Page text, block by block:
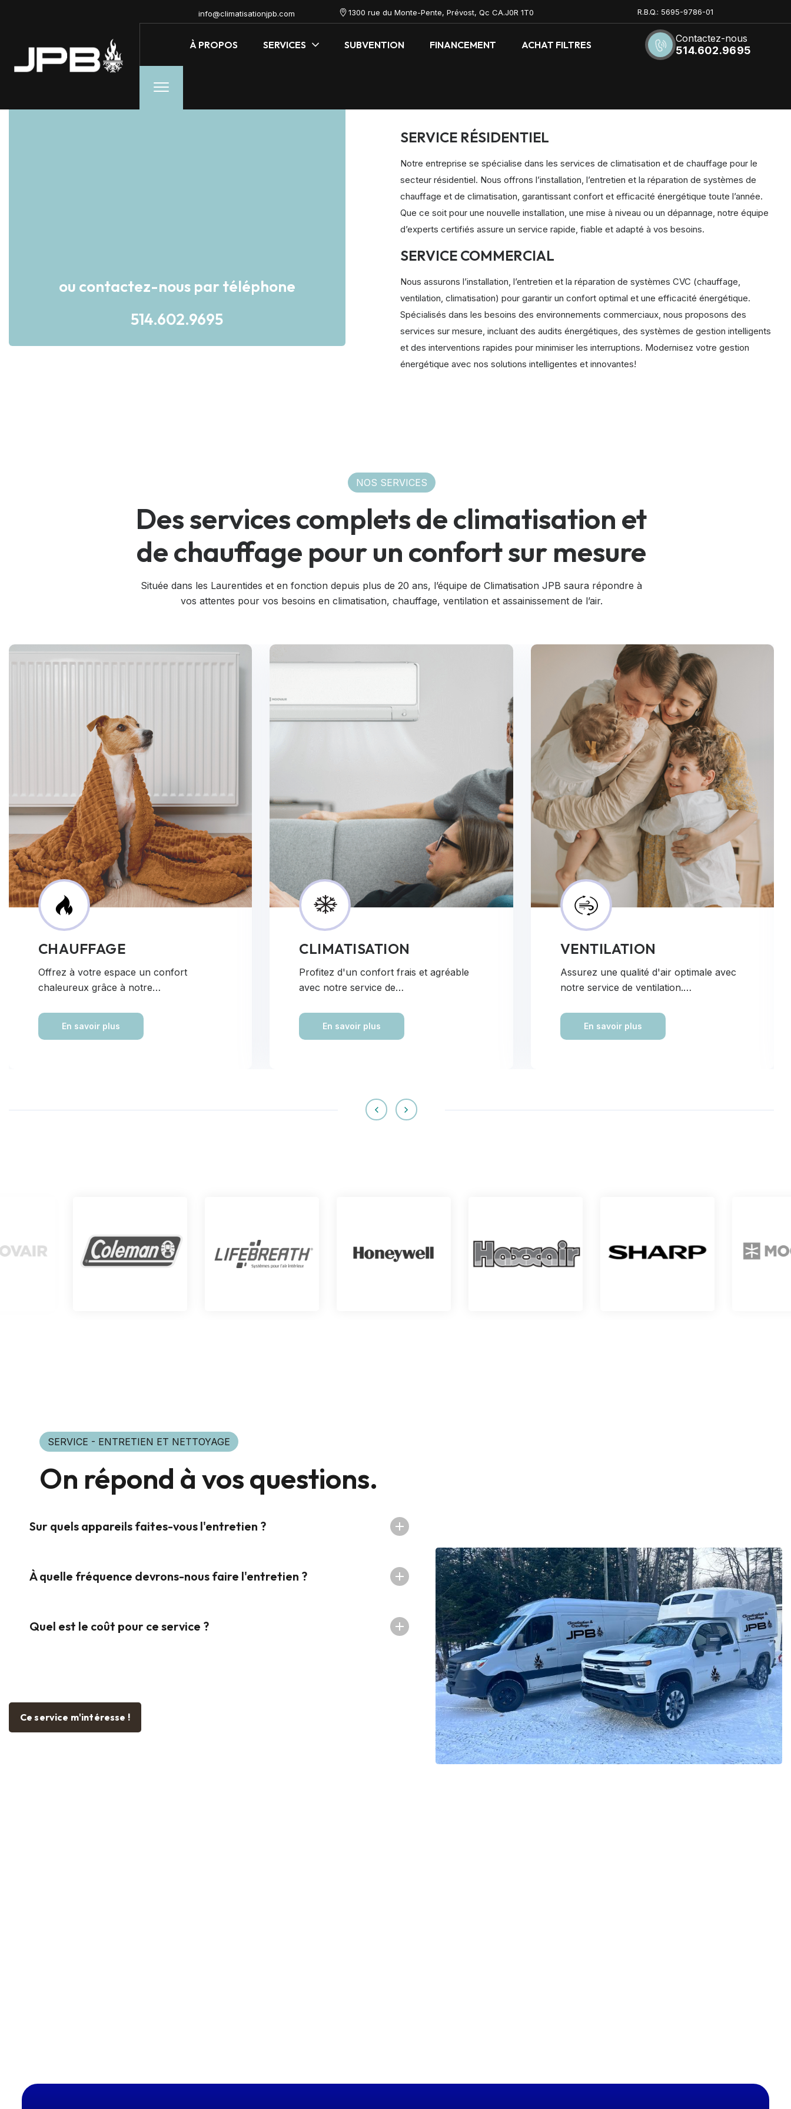
info@climatisationjpb.com 1300 rue du Monte-Pente, Prévost, Qc CA.J0R 1T0 R.B.Q.: 5695-9786-01
À PROPOS SERVICES SUBVENTION FINANCEMENT ACHAT FILTRES
Contactez-nous
514.602.9695
ou contactez-nous par téléphone
514.602.9695
SERVICE RÉSIDENTIEL
Notre entreprise se spécialise dans les services de climatisation et de chauffage pour le
secteur résidentiel. Nous offrons l’installation, l’entretien et la réparation de systèmes de
chauffage et de climatisation, garantissant confort et efficacité énergétique toute l’année.
Que ce soit pour une nouvelle installation, une mise à niveau ou un dépannage, notre équipe
d’experts certifiés assure un service rapide, fiable et adapté à vos besoins.
SERVICE COMMERCIAL
Nous assurons l’installation, l’entretien et la réparation de systèmes CVC (chauffage,
ventilation, climatisation) pour garantir un confort optimal et une efficacité énergétique.
Spécialisés dans les besoins des environnements commerciaux, nous proposons des
services sur mesure, incluant des audits énergétiques, des systèmes de gestion intelligents
et des interventions rapides pour minimiser les interruptions. Modernisez votre gestion
énergétique avec nos solutions intelligentes et innovantes!
NOS SERVICES
Des services complets de climatisation et
de chauffage pour un confort sur mesure
Située dans les Laurentides et en fonction depuis plus de 20 ans, l’équipe de Climatisation JPB saura répondre à
vos attentes pour vos besoins en climatisation, chauffage, ventilation et assainissement de l’air.
CHAUFFAGE
Offrez à votre espace un confort
chaleureux grâce à notre…
En savoir plus
CLIMATISATION
Profitez d'un confort frais et agréable
avec notre service de…
En savoir plus
VENTILATION
Assurez une qualité d'air optimale avec
notre service de ventilation.…
En savoir plus
SERVICE - ENTRETIEN ET NETTOYAGE
On répond à vos questions.
Sur quels appareils faites-vous l'entretien ?
À quelle fréquence devrons-nous faire l'entretien ?
Quel est le coût pour ce service ?
Ce service m'intéresse !